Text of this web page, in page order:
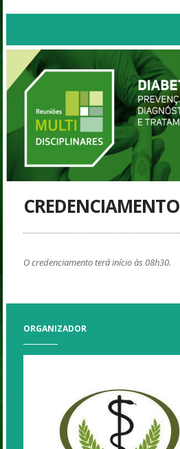
CREDENCIAMENTO
O credenciamento terá início às 08h30.
ORGANIZADOR